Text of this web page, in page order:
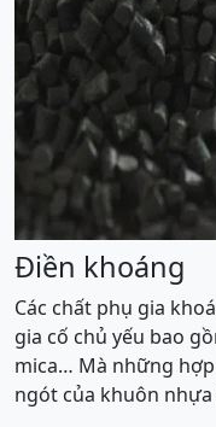
Điền khoáng
Các chất phụ gia
gia cố chủ yếu bao
mica… Mà những
ngót của khuôn nhựa